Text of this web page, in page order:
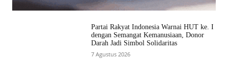
Partai Rakyat Indonesia Warnai HUT ke. I
dengan Semangat Kemanusiaan, Donor
Darah Jadi Simbol Solidaritas
7 Agustus 2026